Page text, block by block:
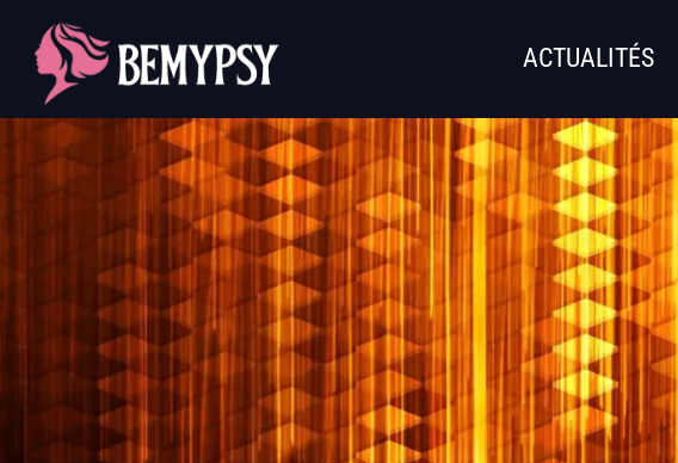
ACTUALITÉS